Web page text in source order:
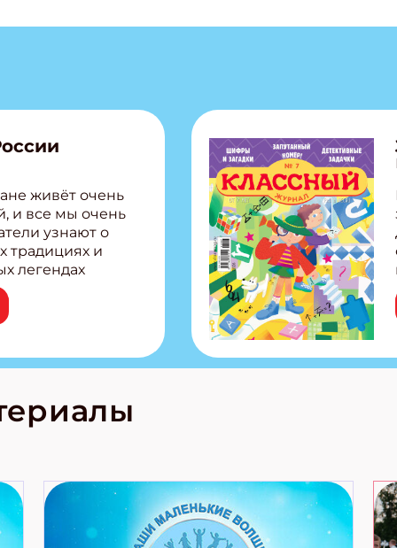
живёт очень
и все мы очень
узнают о
традициях и
легендах
Внутри:
игра
Традиционные
приключения!